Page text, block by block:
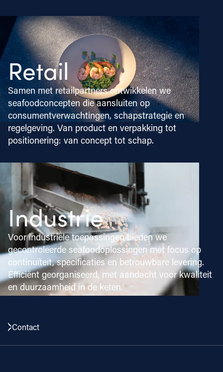
Retail
Samen met retailpartners ontwikkelen we
seafoodconcepten die aansluiten op
consumentverwachtingen, schapstrategie en
regelgeving. Van product en verpakking tot
positionering: van concept tot schap.
Industrie
Voor industriële toepassingen bieden we
gecontroleerde seafoodoplossingen met focus op
continuïteit, specificaties en betrouwbare levering.
Efficiënt georganiseerd, met aandacht voor kwaliteit
en duurzaamheid in de keten.
Contact